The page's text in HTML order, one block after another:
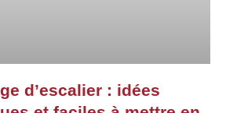
d’escalier : idées